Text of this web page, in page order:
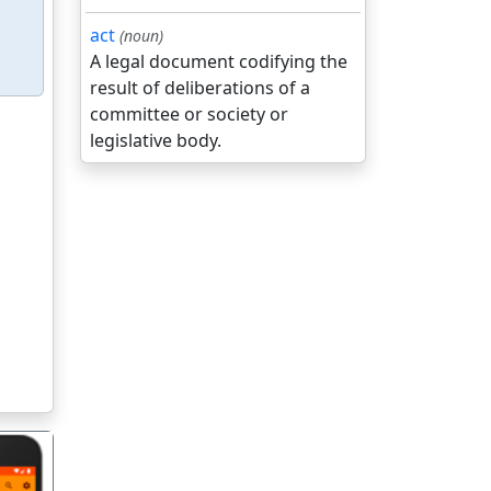
act (noun)
A legal document codifying the
result of deliberations of a
committee or society or
legislative body.